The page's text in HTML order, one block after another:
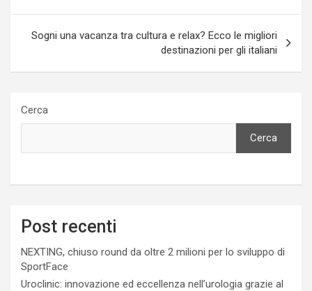
Sogni una vacanza tra cultura e relax? Ecco le migliori
destinazioni per gli italiani
Cerca
Cerca
Post recenti
NEXTING, chiuso round da oltre 2 milioni per lo sviluppo di
SportFace
Uroclinic: innovazione ed eccellenza nell’urologia grazie al